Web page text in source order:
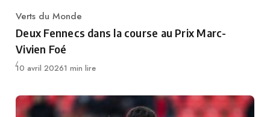
Category
Verts du Monde
Deux Fennecs dans la course au Prix Marc-
Vivien Foé
Publié
10 avril 20261 min lire